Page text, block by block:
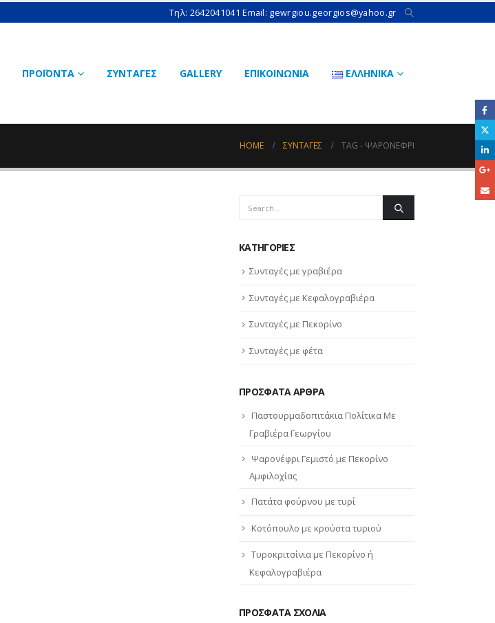
Τηλ: 2642041041 Email: gewrgiou.georgios@yahoo.gr
ΠΡΟΪΟΝΤΑ ΣΥΝΤΑΓΕΣ GALLERY ΕΠΙΚΟΙΝΩΝΙΑ ΕΛΛΗΝΙΚΆ
HOME ΣΥΝΤΑΓΈΣ TAG - ΨΑΡΟΝΈΦΡΙ
KΑΤΗΓΟΡΊΕΣ
Συνταγές με γραβιέρα
Συνταγές με Κεφαλογραβιέρα
Συνταγές με Πεκορίνο
Συνταγές με φέτα
ΠΡΌΣΦΑΤΑ ΆΡΘΡΑ
Παστουρμαδοπιτάκια Πολίτικα Με
Γραβιέρα Γεωργίου
Ψαρονέφρι Γεμιστό με Πεκορίνο
Αμφιλοχίας
Πατάτα φούρνου με τυρί
Κοτόπουλο με κρούστα τυριού
Τυροκριτσίνια με Πεκορίνο ή
Κεφαλογραβιέρα
ΠΡΌΣΦΑΤΑ ΣΧΌΛΙΑ